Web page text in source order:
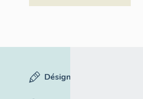
Désignation